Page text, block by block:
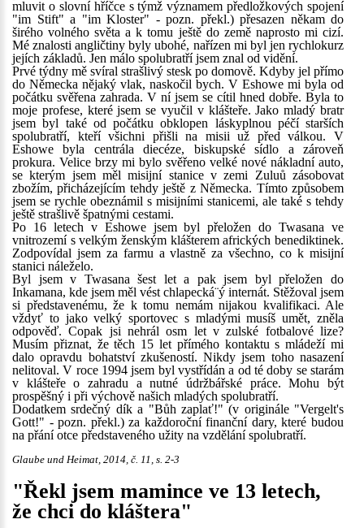
mluvit o slovní hříčce s týmž významem předložkových spojení
"im Stift" a "im Kloster" - pozn. překl.) přesazen někam do
širého volného světa a k tomu ještě do země naprosto mi cizí.
Mé znalosti angličtiny byly ubohé, nařízen mi byl jen rychlokurz
jejích základů. Jen málo spolubratří jsem znal od vidění.
Prvé týdny mě svíral strašlivý stesk po domově. Kdyby jel přímo
do Německa nějaký vlak, naskočil bych. V Eshowe mi byla od
počátku svěřena zahrada. V ní jsem se cítil hned dobře. Byla to
moje profese, které jsem se vyučil v klášteře. Jako mladý bratr
jsem byl také od počátku obklopen láskyplnou péčí starších
spolubratří, kteří všichni přišli na misii už před válkou. V
Eshowe byla centrála diecéze, biskupské sídlo a zároveň
prokura. Velice brzy mi bylo svěřeno velké nové nákladní auto,
se kterým jsem měl misijní stanice v zemi Zuluů zásobovat
zbožím, přicházejícím tehdy ještě z Německa. Tímto způsobem
jsem se rychle obeznámil s misijními stanicemi, ale také s tehdy
ještě strašlivě špatnými cestami.
Po 16 letech v Eshowe jsem byl přeložen do Twasana ve
vnitrozemí s velkým ženským klášterem afrických benediktinek.
Zodpovídal jsem za farmu a vlastně za všechno, co k misijní
stanici náleželo.
Byl jsem v Twasana šest let a pak jsem byl přeložen do
Inkamana, kde jsem měl vést chlapecká¨ý internát. Stěžoval jsem
si představenému, že k tomu nemám nijakou kvalifikaci. Ale
vždyť to jako velký sportovec s mladými musíš umět, zněla
odpověď. Copak jsi nehrál osm let v zulské fotbalové lize?
Musím přiznat, že těch 15 let přímého kontaktu s mládeží mi
dalo opravdu bohatství zkušeností. Nikdy jsem toho nasazení
nelitoval. V roce 1994 jsem byl vystřídán a od té doby se starám
v klášteře o zahradu a nutné údržbářské práce. Mohu být
prospěšný i při výchově našich mladých spolubratří.
Dodatkem srdečný dík a "Bůh zaplať!" (v originále "Vergelt's
Gott!" - pozn. překl.) za každoroční finanční dary, které budou
na přání otce představeného užity na vzdělání spolubratří.
Glaube und Heimat, 2014, č. 11, s. 2-3
"Řekl jsem mamince ve 13 letech,
že chci do kláštera"